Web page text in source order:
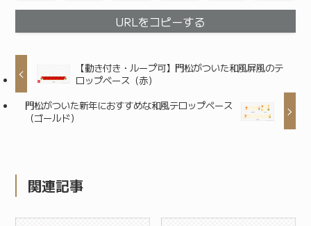
URLをコピーする
【動き付き・ループ可】門松がついた和風屏風のテ
ロップベース（赤）
門松がついた新年におすすめな和風テロップベース
（ゴールド）
関連記事